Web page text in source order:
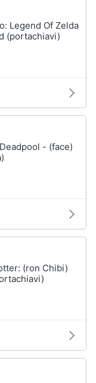
Legend Of Zelda
(portachiavi)
- (face)
(ron Chibi)